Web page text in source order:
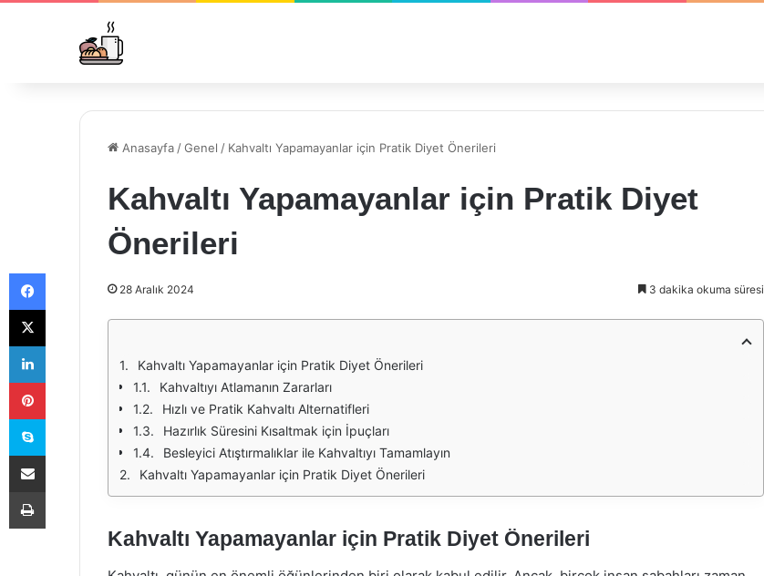
Anasayfa /Genel / Kahvaltı Yapamayanlar için Pratik Diyet Önerileri
Kahvaltı Yapamayanlar için Pratik Diyet
Önerileri
28 Aralık 2024 3 dakika okuma süresi
Kahvaltı Yapamayanlar için Pratik Diyet Önerileri
Kahvaltıyı Atlamanın Zararları
Hızlı ve Pratik Kahvaltı Alternatifleri
Hazırlık Süresini Kısaltmak için İpuçları
Besleyici Atıştırmalıklar ile Kahvaltıyı Tamamlayın
Kahvaltı Yapamayanlar için Pratik Diyet Önerileri
Kahvaltı Yapamayanlar için Pratik Diyet Önerileri
Facebook
X
LinkedIn
Pinterest
Skype
E-Posta ile paylaş